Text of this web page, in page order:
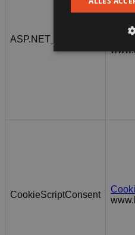
ASP.NET_SessionId
CookieScriptConsent